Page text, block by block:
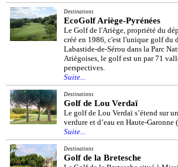
Destinations
EcoGolf Ariège-Pyrénées
Le Golf de l'Ariège, propriété du
créé en 1986, c'est l'unique golf du
Labastide-de-Sérou dans la Parc
Ariègoises, le golf est un par 71
perspectives.
Suite...
Destinations
Golf de Lou Verdaï
Le golf de Lou Verdaï s’étend sur
verdure et d’eau en Haute-Garonne
Suite...
Destinations
Golf de la Bretesche